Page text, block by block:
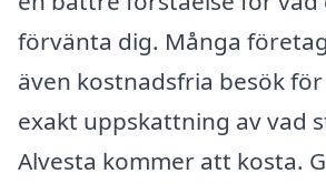
förvänta dig. Många
även kostnadsfria besök
exakt uppskattning av vad
Alvesta kommer att kosta.